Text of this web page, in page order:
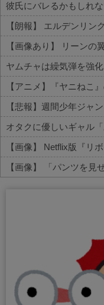
彼氏にバレるかもしれ
【朗報】 エルデンリン
ヤムチャは繰気弾を強